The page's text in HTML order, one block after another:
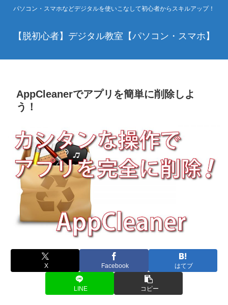
パソコン・スマホなどデジタルを使いこなして初心者からスキルアップ！
【脱初心者】デジタル教室【パソコン・スマホ】
AppCleanerでアプリを簡単に削除しよ
う！
X Facebook はてブ
LINE コピー